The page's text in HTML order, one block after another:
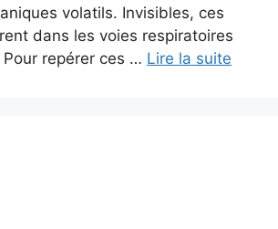
volatils. Invisibles, ces
dans les voies respiratoires
Pour repérer ces … Lire la suite